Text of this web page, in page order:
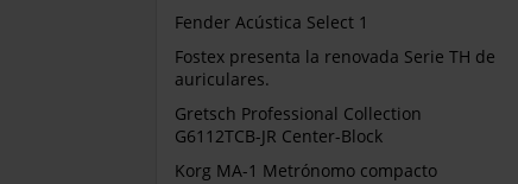
Fender Acústica Select 1
Fostex presenta la renovada Serie TH de
auriculares.
Gretsch Professional Collection
G6112TCB-JR Center-Block
Korg MA-1 Metrónomo compacto